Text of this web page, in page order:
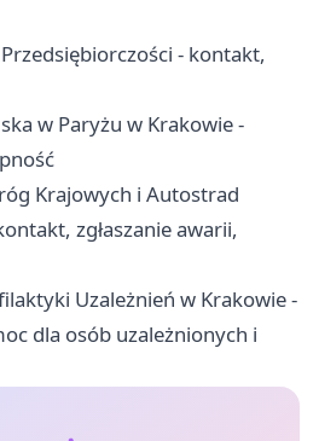
- kontakt,
w Paryżu w Krakowie -
Krajowych i Autostrad
zgłaszanie awarii,
Uzależnień w Krakowie -
dla osób uzależnionych i